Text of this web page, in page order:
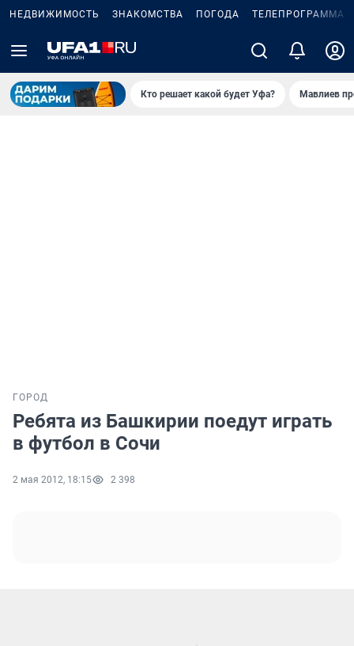
НЕДВИЖИМОСТЬ ЗНАКОМСТВА ПОГОДА ТЕЛЕПРОГРАММА
Кто решает какой будет Уфа? Мавлиев
ГОРОД
Ребята из Башкирии поедут играть
в футбол в Сочи
2 мая 2012, 18:15 2 398